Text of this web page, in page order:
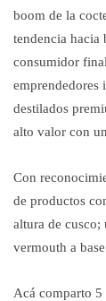
boom de la
tendencia hacia
consumidor
emprendedores
destilados
alto valor con
Con
de productos
altura de cusco;
vermouth a
Acá comparto 5